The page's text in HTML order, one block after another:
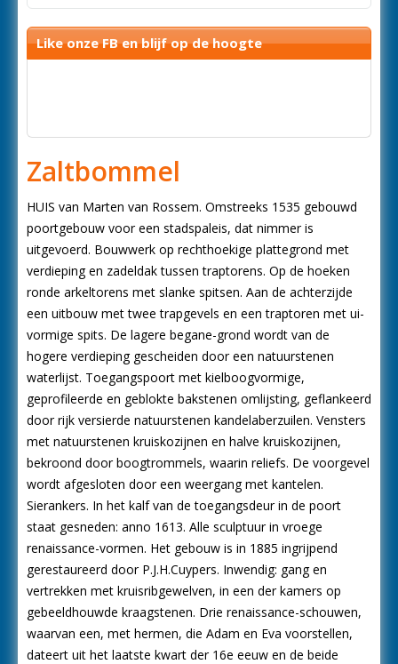
Like onze FB en blijf op de hoogte
Zaltbommel
HUIS van Marten van Rossem. Omstreeks 1535 gebouwd
poortgebouw voor een stadspaleis, dat nimmer is
uitgevoerd. Bouwwerk op rechthoekige plattegrond met
verdieping en zadeldak tussen traptorens. Op de hoeken
ronde arkeltorens met slanke spitsen. Aan de achterzijde
een uitbouw met twee trapgevels en een traptoren met ui-
vormige spits. De lagere begane-grond wordt van de
hogere verdieping gescheiden door een natuurstenen
waterlijst. Toegangspoort met kielboogvormige,
geprofileerde en geblokte bakstenen omlijsting, geflankeerd
door rijk versierde natuurstenen kandelaberzuilen. Vensters
met natuurstenen kruiskozijnen en halve kruiskozijnen,
bekroond door boogtrommels, waarin reliefs. De voorgevel
wordt afgesloten door een weergang met kantelen.
Sierankers. In het kalf van de toegangsdeur in de poort
staat gesneden: anno 1613. Alle sculptuur in vroege
renaissance-vormen. Het gebouw is in 1885 ingrijpend
gerestaureerd door P.J.H.Cuypers. Inwendig: gang en
vertrekken met kruisribgewelven, in een der kamers op
gebeeldhouwde kraagstenen. Drie renaissance-schouwen,
waarvan een, met hermen, die Adam en Eva voorstellen,
dateert uit het laatste kwart der 16e eeuw en de beide